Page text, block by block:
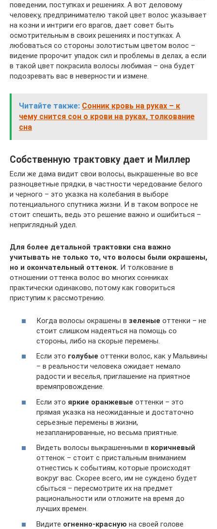
поведении, поступках и решениях. А вот деловому
человеку, предпринимателю такой цвет волос указывает
на козни и интриги его врагов, дает совет быть
осмотрительным в своих решениях и поступках. А
любоваться со стороны золотистым цветом волос –
видение пророчит упадок сил и проблемы в делах, а если
в такой цвет покрасила волосы любимая – она будет
подозревать вас в неверности и измене.
Читайте также: Сонник кровь на руках – к
чему снится сон о крови на руках, толкование
сна
Собственную трактовку дает и Миллер
Если же дама видит свои волосы, выкрашенные во все
разноцветные прядки, в частности чередование белого
и черного – это указка на колебания в выборе
потенциального спутника жизни. И в таком вопросе не
стоит спешить, ведь это решение важно и ошибиться –
неприглядный удел.
Для более детальной трактовки сна важно
учитывать не только то, что волосы были окрашены,
но и окончательный оттенок. И толкование в
отношении оттенка волос во многих сонниках
практически одинаково, потому как говориться
приступим к рассмотрению.
Когда волосы окрашены в зеленые оттенки – не
стоит слишком надеяться на помощь со
стороны, либо на скорые перемены.
Если это голубые оттенки волос, как у Мальвины
– в реальности человека ожидает немало
радости и веселья, приглашение на приятное
времяпровождение.
Если это яркие оранжевые оттенки – это
прямая указка на неожиданные и достаточно
серьезные перемены в жизни,
незапланированные, но весьма приятные.
Видеть волосы выкрашенными в коричневый
оттенок – стоит с пристальным вниманием
отнестись к событиям, которые происходят
вокруг вас. Скорее всего, им не суждено будет
сбыться – пересмотрите их на предмет
рациональности или отложите на время до
лучших времен.
Видите огненно-красную на своей голове